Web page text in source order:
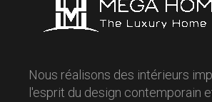
Nous réalisons des intérieurs
l'esprit du design contemporain